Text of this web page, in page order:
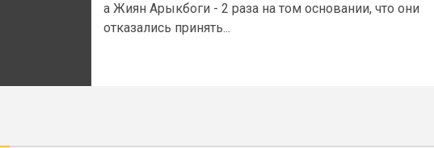
а Жиян Арыкбоги - 2 раза на том основании, что они
отказались принять...